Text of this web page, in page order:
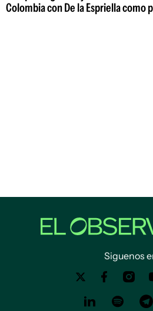
Colombia con De la Espriella como
Siguenos